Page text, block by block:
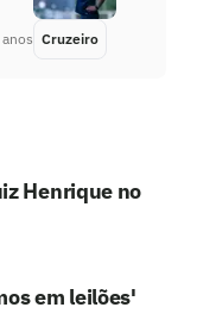
anos Cruzeiro
Henrique no
em leilões'